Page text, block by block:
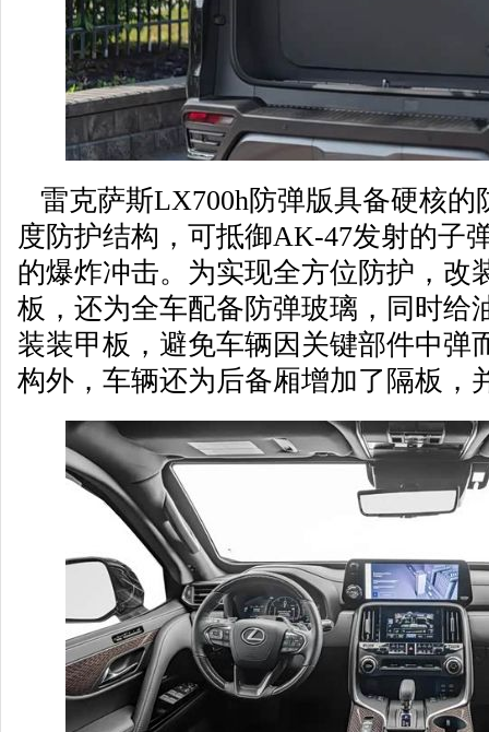
雷克萨斯LX700h防弹版具备硬核的
度防护结构，可抵御AK-47发射的子
的爆炸冲击。为实现全方位防护，改
板，还为全车配备防弹玻璃，同时给
装装甲板，避免车辆因关键部件中弹
构外，车辆还为后备厢增加了隔板，